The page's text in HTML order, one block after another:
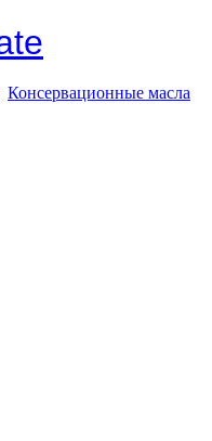
Консервационные масла